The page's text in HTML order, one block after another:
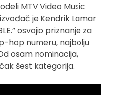
MTV Video Music
je Kendrik Lamar
osvojio priznanje za
hop numeru, najbolju
osam nominacija,
šest kategorija.